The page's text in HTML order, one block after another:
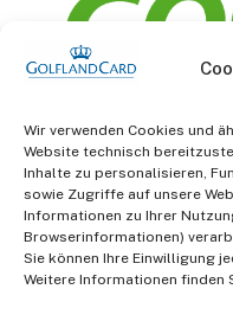
Wir verwenden Cookies und
Website technisch
Inhalte zu personalisieren,
sowie Zugriffe auf unsere
Informationen zu Ihrer
Browserinformationen)
Sie können Ihre Einwilligung
Weitere Informationen finden
Information
AGB
Datenschutz
Impressum